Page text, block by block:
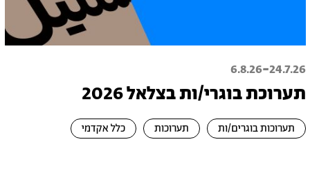
24.7.26
-
6.8.26
תערוכת בוגרי/ות בצלאל 2026
תערוכות בוגרים/ות תערוכות כלל אקדמי